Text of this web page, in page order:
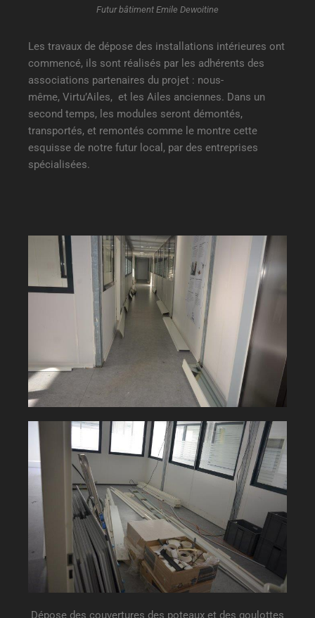
Futur bâtiment Emile Dewoitine
Les travaux de dépose des installations intérieures ont
commencé, ils sont réalisés par les adhérents des
associations partenaires du projet : nous-
même, Virtu’Ailes, et les Ailes anciennes. Dans un
second temps, les modules seront démontés,
transportés, et remontés comme le montre cette
esquisse de notre futur local, par des entreprises
spécialisées.
Dépose des couvertures des poteaux et des goulottes